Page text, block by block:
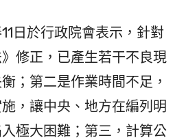
日於行政院會表示，針對
》修正，已產生若干不良現
；第二是作業時間不足，
，讓中央、地方在編列明
極大困難；第三，計算公